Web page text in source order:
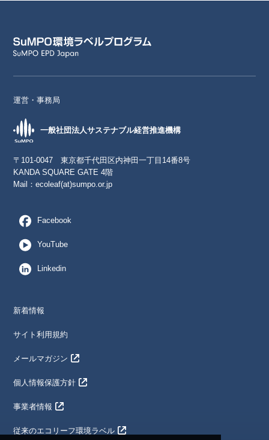
運営・事務局
一般社団法人サステナブル経営推進機構
〒101-0047 東京都千代田区内神田一丁目14番8号
KANDA SQUARE GATE 4階
Mail：ecoleaf(at)sumpo.or.jp
Facebook
YouTube
Linkedin
新着情報
サイト利用規約
メールマガジン
個人情報保護方針
事業者情報
従来のエコリーフ環境ラベル